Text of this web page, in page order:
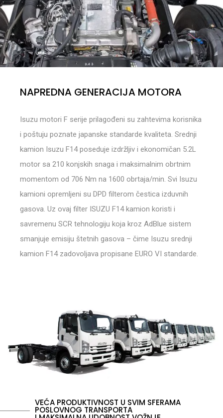
NAPREDNA GENERACIJA MOTORA
Isuzu motori F serije prilagođeni su zahtevima korisnika
i poštuju poznate japanske standarde kvaliteta. Srednji
kamion Isuzu F14 poseduje izdržljiv i ekonomičan 5.2L
motor sa 210 konjskih snaga i maksimalnim obrtnim
momentom od 706 Nm na 1600 obrtaja/min. Svi Isuzu
kamioni opremljeni su DPD filterom čestica izduvnih
gasova. Uz ovaj filter ISUZU F14 kamion koristi i
savremenu SCR tehnologiju koja kroz AdBlue sistem
smanjuje emisiju štetnih gasova – čime Isuzu srednji
kamion F14 zadovoljava propisane EURO VI standarde.
VEĆA PRODUKTIVNOST U SVIM SFERAMA
POSLOVNOG TRANSPORTA